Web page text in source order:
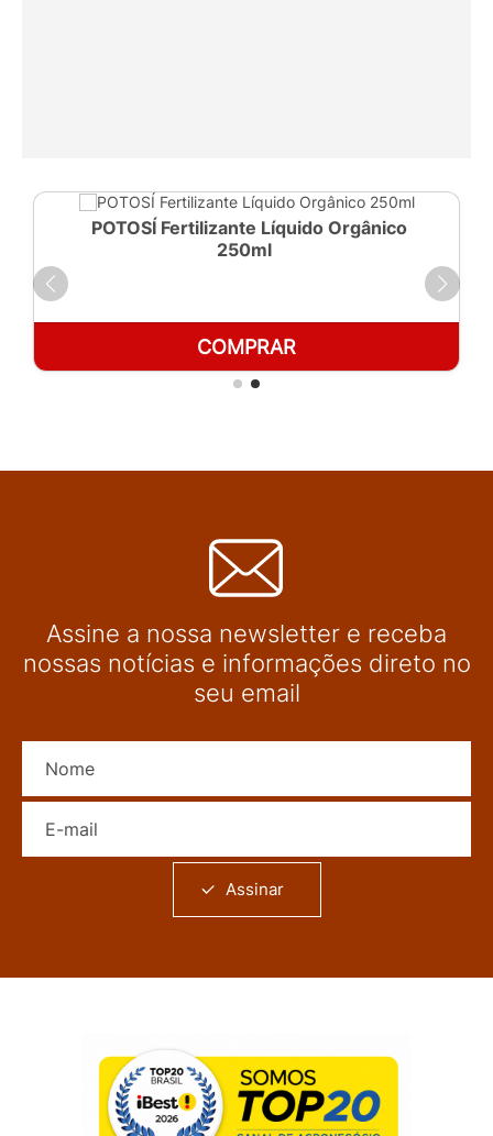
POTOSÍ Fertilizante Líquido Orgânico
250ml
COMPRAR
Assine a nossa newsletter e receba
nossas notícias e informações direto no
seu email
Assinar